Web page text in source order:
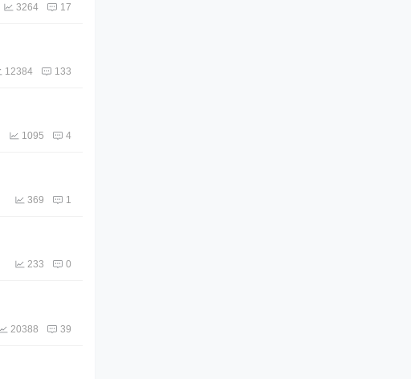
3264 17
12384 133
1095 4
369 1
233 0
20388 39